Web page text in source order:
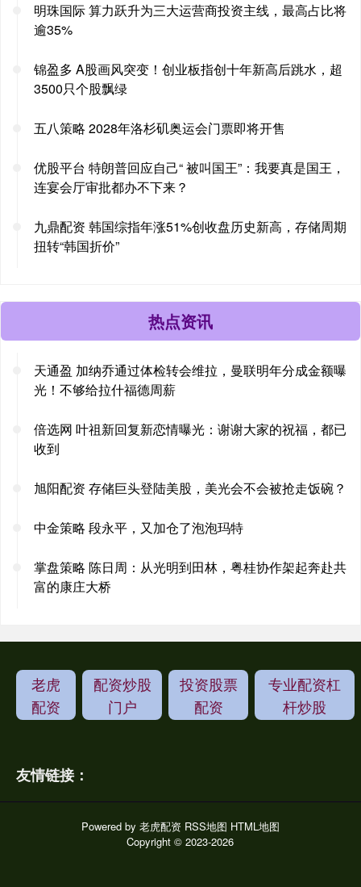
明珠国际 算力跃升为三大运营商投资主线，最高占比将
逾35%
锦盈多 A股画风突变！创业板指创十年新高后跳水，超
3500只个股飘绿
五八策略 2028年洛杉矶奥运会门票即将开售
优股平台 特朗普回应自己“ 被叫国王”：我要真是国王，
连宴会厅审批都办不下来？
九鼎配资 韩国综指年涨51%创收盘历史新高，存储周期
扭转“韩国折价”
热点资讯
天通盈 加纳乔通过体检转会维拉，曼联明年分成金额曝
光！不够给拉什福德周薪
倍选网 叶祖新回复新恋情曝光：谢谢大家的祝福，都已
收到
旭阳配资 存储巨头登陆美股，美光会不会被抢走饭碗？
中金策略 段永平，又加仓了泡泡玛特
掌盘策略 陈日周：从光明到田林，粤桂协作架起奔赴共
富的康庄大桥
老虎
配资
配资炒股
门户
投资股票
配资
专业配资杠
杆炒股
友情链接：
Powered by 老虎配资 RSS地图 HTML地图
Copyright© 2023-2026